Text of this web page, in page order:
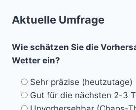
Aktuelle Umfrage
Wie schätzen Sie die
Wetter ein?
Sehr präzise (heutzutage)
Gut für die nächsten 2-3